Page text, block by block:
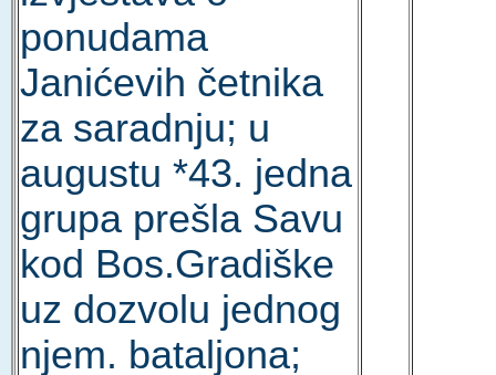
ponudama
Janićevih četnika
za saradnju; u
augustu *43. jedna
grupa prešla Savu
kod Bos.Gradiške
uz dozvolu jednog
njem. bataljona;